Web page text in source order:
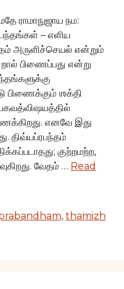
ராமாநுஜாய நம:
– எளிய
அருளிச்செயல் என்றும்
பிணைப்பது என்று
பிணைக்கும் ஶக்தி
எனவே இது
திவ்யப்ரபந்தம்
குற்றமற்ற,
வேதம் … Read
, thamizh